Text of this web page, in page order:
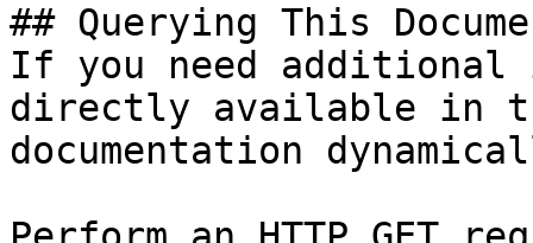
## Querying This
If you need
directly available in
documentation